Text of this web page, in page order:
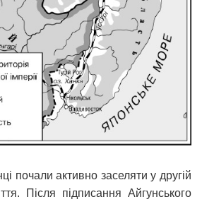
почали активно заселяти у другій
Після підписання Айгунського